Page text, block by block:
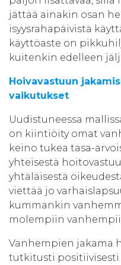
jättää ainakin osan
isyysrahapäivistä
käyttöaste on
kuitenkin edelleen
Hoivavastuun
vaikutukset
Uudistuneessa
on kiintiöity omat
keino tukea tasa-
yhteisestä
yhtäläisestä
viettää jo
kummankin
molempiin
Vanhempien jakama
tutkitusti positiivisesti